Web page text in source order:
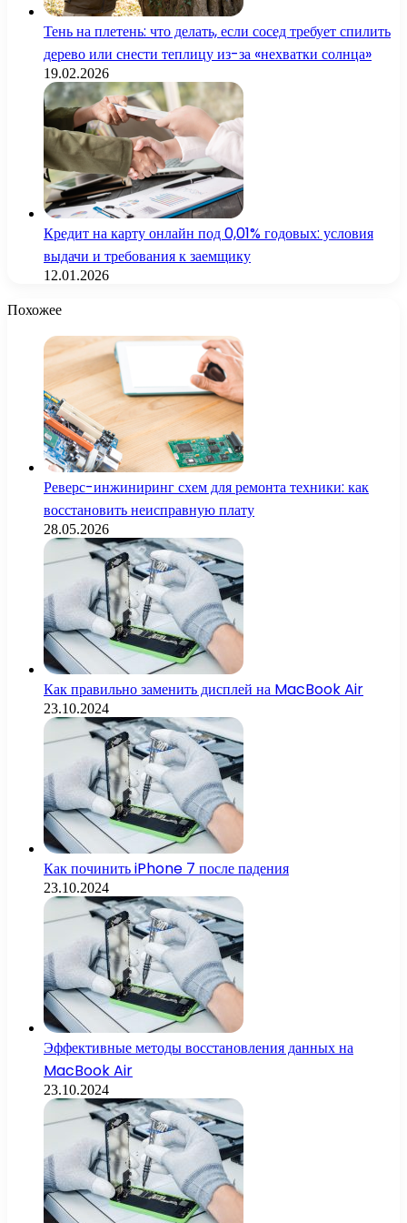
Тень на плетень: что делать, если сосед требует спилить
дерево или снести теплицу из-за «нехватки солнца»
19.02.2026
Кредит на карту онлайн под 0,01% годовых: условия
выдачи и требования к заемщику
12.01.2026
Похожее
Реверс-инжиниринг схем для ремонта техники: как
восстановить неисправную плату
28.05.2026
Как правильно заменить дисплей на MacBook Air
23.10.2024
Как починить iPhone 7 после падения
23.10.2024
Эффективные методы восстановления данных на
MacBook Air
23.10.2024